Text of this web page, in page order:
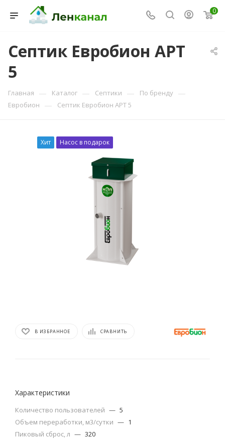
0
Септик Евробион АРТ
5
Главная — Каталог — Септики — По бренду —
Евробион — Септик Евробион АРТ 5
Хит Насос в подарок
В ИЗБРАННОЕ СРАВНИТЬ
Характеристики
Количество пользователей — 5
Объем переработки, м3/сутки — 1
Пиковый сброс, л — 320